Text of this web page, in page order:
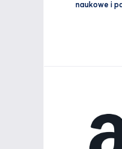
naukowe i